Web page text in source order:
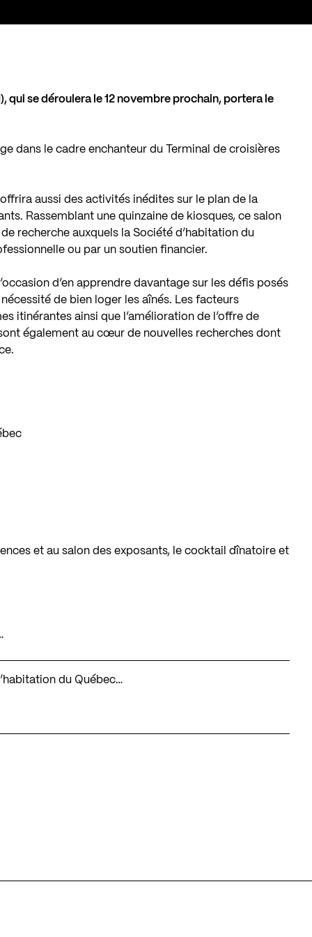
qui se déroulera le 12 novembre prochain, portera le
dans le cadre enchanteur du Terminal de croisières
aussi des activités inédites sur le plan de la
Rassemblant une quinzaine de kiosques, ce salon
recherche auxquels la Société d’habitation du
ou par un soutien financier.
d’en apprendre davantage sur les défis posés
de bien loger les aînés. Les facteurs
itinérantes ainsi que l’amélioration de l’offre de
également au cœur de nouvelles recherches dont
et au salon des exposants, le cocktail dînatoire et
du Québec…